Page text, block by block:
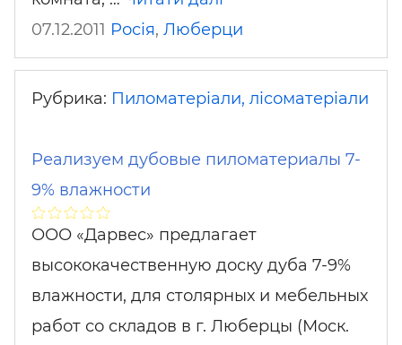
07.12.2011 Росія, Люберци
Рубрика: Пиломатеріали, лісоматеріали
Реализуем дубовые пиломатериалы 7-
9% влажности
ООО «Дарвес» предлагает
высококачественную доску дуба 7-9%
влажности, для столярных и мебельных
работ со складов в г. Люберцы (Моск.